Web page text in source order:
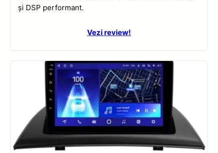
și DSP performant.
Vezi review!